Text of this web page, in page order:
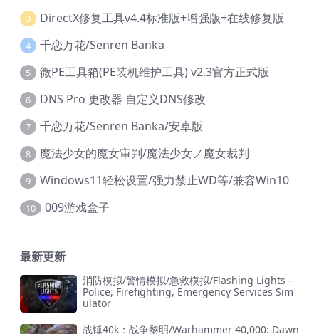
3 DirectX修复工具v4.4标准版+增强版+在线修复版
4 千恋万花/Senren Banka
5 微PE工具箱(PE装机维护工具) v2.3官方正式版
6 DNS Pro 更改器 自定义DNS修改
7 千恋万花/Senren Banka/安卓版
8 魔法少女的魔女审判/魔法少女ノ魔女裁判
9 Windows11轻松设置/强力禁止WD等/兼容Win10
10 009游戏盒子
最新更新
消防模拟/警情模拟/急救模拟/Flashing Lights –
Police, Firefighting, Emergency Services Sim
ulator
战锤40k：战争黎明/Warhammer 40,000: Dawn